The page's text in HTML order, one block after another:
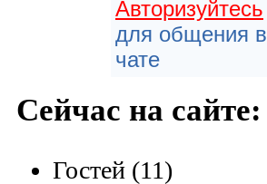
Авторизуйтесь
для общения в
чате
Сейчас на сайте:
Гостей (11)